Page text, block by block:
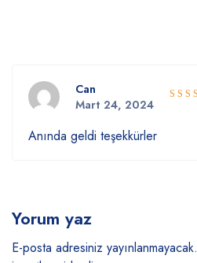
Can
Mart 24, 2024
Anında geldi teşekkürler
Yorum yaz
E-posta adresiniz yayınlanmayacak.